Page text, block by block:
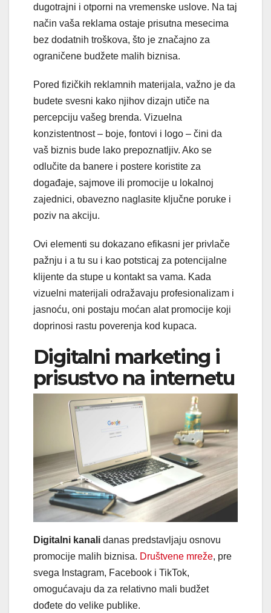
dugotrajni i otporni na vremenske uslove. Na taj
način vaša reklama ostaje prisutna mesecima
bez dodatnih troškova, što je značajno za
ograničene budžete malih biznisa.
Pored fizičkih reklamnih materijala, važno je da
budete svesni kako njihov dizajn utiče na
percepciju vašeg brenda. Vizuelna
konzistentnost – boje, fontovi i logo – čini da
vaš biznis bude lako prepoznatljiv. Ako se
odlučite da banere i postere koristite za
događaje, sajmove ili promocije u lokalnoj
zajednici, obavezno naglasite ključne poruke i
poziv na akciju.
Ovi elementi su dokazano efikasni jer privlače
pažnju i a tu su i kao potsticaj za potencijalne
klijente da stupe u kontakt sa vama. Kada
vizuelni materijali odražavaju profesionalizam i
jasnoću, oni postaju moćan alat promocije koji
doprinosi rastu poverenja kod kupaca.
Digitalni marketing i
prisustvo na internetu
Digitalni kanali danas predstavljaju osnovu
promocije malih biznisa. Društvene mreže, pre
svega Instagram, Facebook i TikTok,
omogućavaju da za relativno mali budžet
dođete do velike publike.